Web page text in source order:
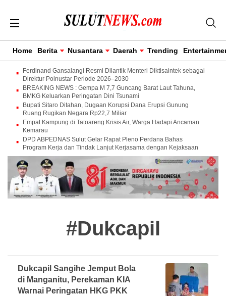
Home Berita Nusantara Daerah Trending
Ferdinand Gansalangi Resmi Dilantik Menteri Diktisaintek sebagai
Direktur Polnustar Periode 2026–2030
BREAKING NEWS : Gempa M 7,7 Guncang Barat Laut Tahuna,
BMKG Keluarkan Peringatan Dini Tsunami
Bupati Sitaro Ditahan, Dugaan Korupsi Dana Erupsi Gunung
Ruang Rugikan Negara Rp22,7 Miliar
Empat Kampung di Tatoareng Krisis Air, Warga Hadapi Ancaman
Kemarau
DPD ABPEDNAS Sulut Gelar Rapat Pleno Perdana Bahas
Program Kerja dan Tindak Lanjut Kerjasama dengan Kejaksaan
#Dukcapil
Dukcapil Sangihe Jemput Bola
di Manganitu, Perekaman KIA
Warnai Peringatan HKG PKK